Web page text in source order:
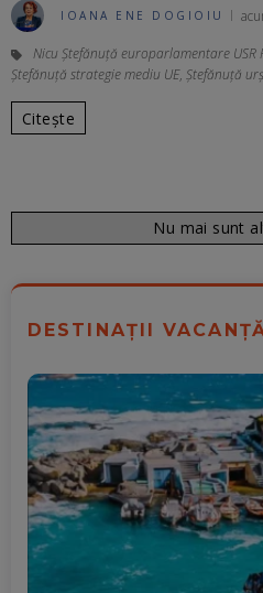
IOANA ENE DOGIOIU
Nicu Ștefănuță europarlamentare USR
Ștefănuță strategie mediu UE, Ștefănuță
Citește
Nu mai sunt
DESTINAȚII